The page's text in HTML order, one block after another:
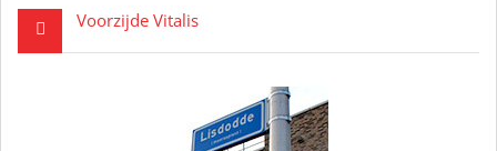
Voorzijde Vitalis